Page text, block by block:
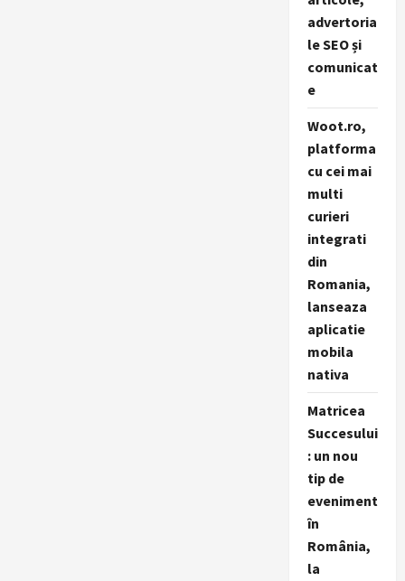
advertoria
le SEO și
comunicat
e
Woot.ro,
platforma
cu cei mai
multi
curieri
integrati
din
Romania,
lanseaza
aplicatie
mobila
nativa
Matricea
Succesului
: un nou
tip de
eveniment
în
România,
la